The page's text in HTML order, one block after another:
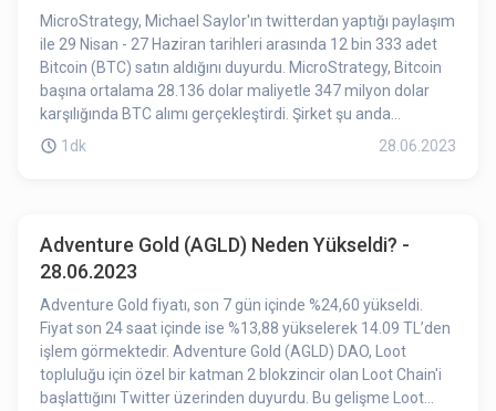
MicroStrategy, Michael Saylor'ın twitterdan yaptığı paylaşım
ile 29 Nisan - 27 Haziran tarihleri arasında 12 bin 333 adet
Bitcoin (BTC) satın aldığını duyurdu. MicroStrategy, Bitcoin
başına ortalama 28.136 dolar maliyetle 347 milyon dolar
karşılığında BTC alımı gerçekleştirdi. Şirket şu anda
toplamda 152.333 Bitcoin’e sahip ve Bitcoin başına
1dk 28.06.2023
Adventure Gold (AGLD) Neden Yükseldi? -
28.06.2023
Adventure Gold fiyatı, son 7 gün içinde %24,60 yükseldi.
Fiyat son 24 saat içinde ise %13,88 yükselerek 14.09 TL’den
işlem görmektedir. Adventure Gold (AGLD) DAO, Loot
topluluğu için özel bir katman 2 blokzincir olan Loot Chain'i
başlattığını Twitter üzerinden duyurdu. Bu gelişme Loot